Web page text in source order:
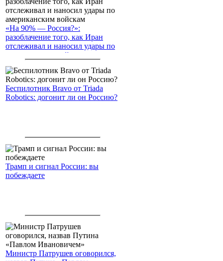
«На 90% — Россия?»:
разоблачение того, как Иран
отслеживал и наносил удары по
американским войскам
Беспилотник Bravo от Triada
Robotics: догонит ли он Россию?
Трамп и сигнал России: вы
побеждаете
Министр Патрушев оговорился,